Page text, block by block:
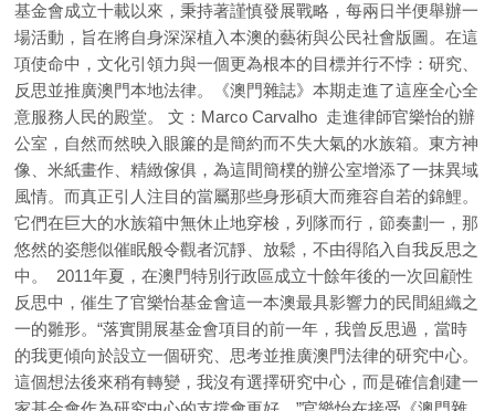
基金會成立十載以來，秉持著謹慎發展戰略，每兩日半便舉辦一
場活動，旨在將自身深深植入本澳的藝術與公民社會版圖。在這
項使命中，文化引領力與一個更為根本的目標并行不悖：研究、
反思並推廣澳門本地法律。《澳門雜誌》本期走進了這座全心全
意服務人民的殿堂。 文：Marco Carvalho 走進律師官樂怡的辦
公室，自然而然映入眼簾的是簡約而不失大氣的水族箱。東方神
像、米紙畫作、精緻傢俱，為這間簡樸的辦公室增添了一抹異域
風情。而真正引人注目的當屬那些身形碩大而雍容自若的錦鯉。
它們在巨大的水族箱中無休止地穿梭，列隊而行，節奏劃一，那
悠然的姿態似催眠般令觀者沉靜、放鬆，不由得陷入自我反思之
中。 2011年夏，在澳門特別行政區成立十餘年後的一次回顧性
反思中，催生了官樂怡基金會這一本澳最具影響力的民間組織之
一的雛形。“落實開展基金會項目的前一年，我曾反思過，當時
的我更傾向於設立一個研究、思考並推廣澳門法律的研究中心。
這個想法後來稍有轉變，我沒有選擇研究中心，而是確信創建一